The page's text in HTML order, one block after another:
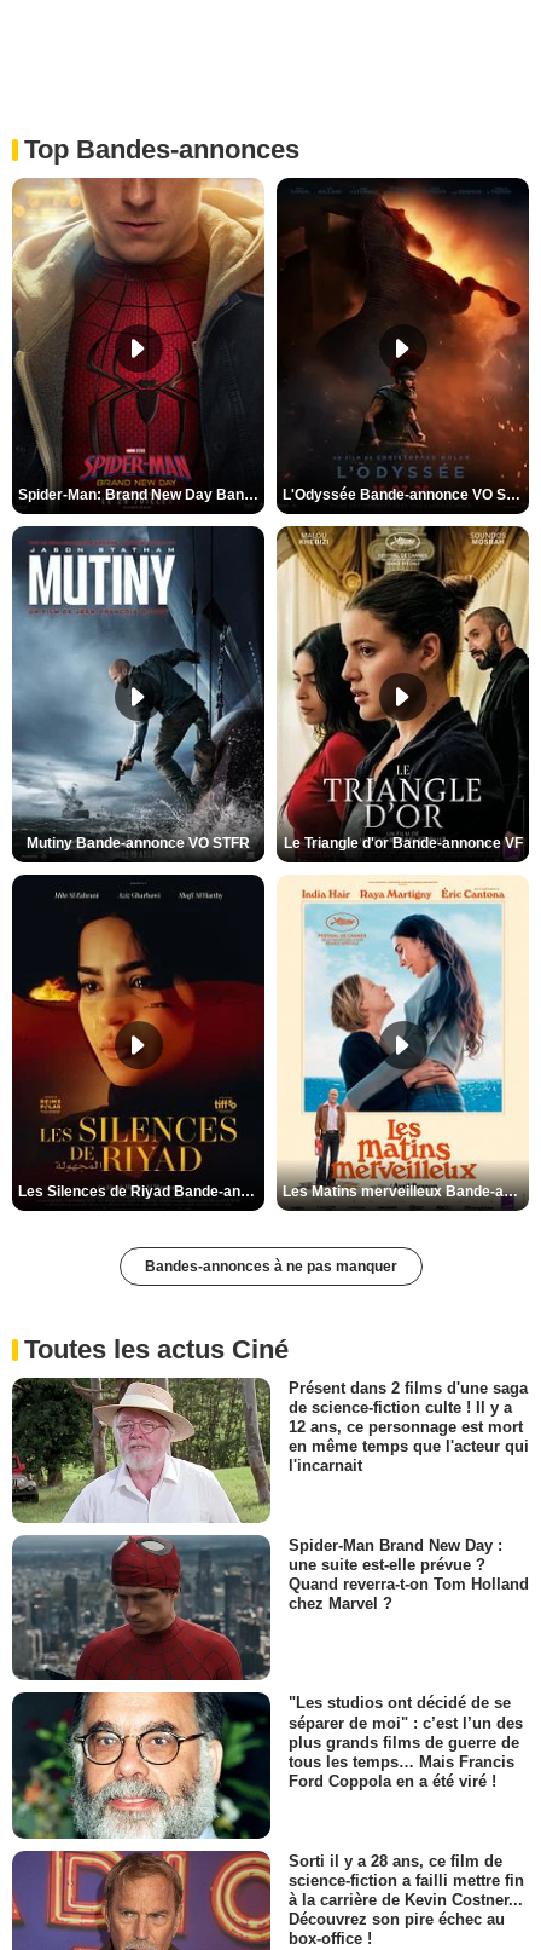
Top Bandes-annonces
Spider-Man: Brand New Day Bande-annonce VO STFR L'Odyssée Bande-annonce VO STFR
Mutiny Bande-annonce VO STFR Le Triangle d'or Bande-annonce VF
Les Silences de Riyad Bande-annonce VO STFR Les Matins merveilleux Bande-annonce VF
Bandes-annonces à ne pas manquer
Toutes les actus Ciné
Présent dans 2 films d'une saga
de science-fiction culte ! Il y a
12 ans, ce personnage est mort
en même temps que l'acteur qui
l'incarnait
Spider-Man Brand New Day :
une suite est-elle prévue ?
Quand reverra-t-on Tom Holland
chez Marvel ?
"Les studios ont décidé de se
séparer de moi" : c’est l’un des
plus grands films de guerre de
tous les temps… Mais Francis
Ford Coppola en a été viré !
Sorti il y a 28 ans, ce film de
science-fiction a failli mettre fin
à la carrière de Kevin Costner...
Découvrez son pire échec au
box-office !